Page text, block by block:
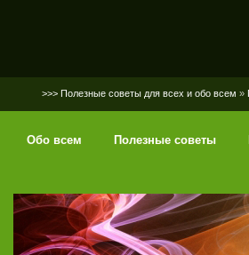
>>> Полезные советы для всех и обо всем »
Обо всем Полезные советы